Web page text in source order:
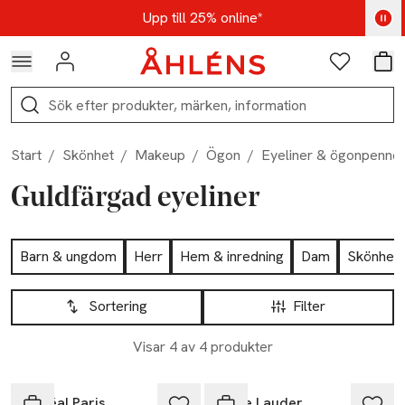
Hoppa till navigationsmenynUpp till 25% online*
Kod: AUG25 - Shoppa nu
Logga in Favoriter
Sök
Start / Skönhet / Makeup / Ögon / Eyeliner & ögonpennor
Guldfärgad eyeliner
Hoppa till produktsidan
Barn & ungdom Herr Hem & inredning Dam
Skönhet
Hoppa till produktsidan
Filter
Sortering
Visar 4 av 4 produkter
Lista över produkter